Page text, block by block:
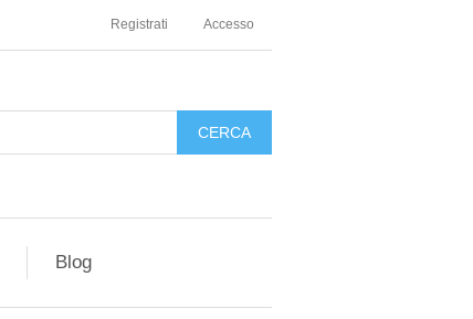
Registrati Accesso
Blog